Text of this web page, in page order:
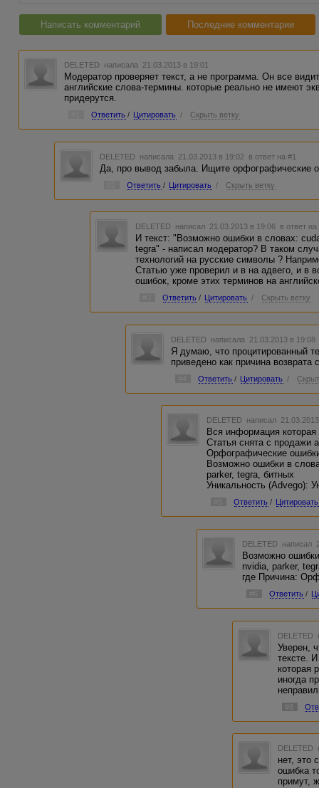
Написать комментарий Последние комментарии
DELETED написала 21.03.2013 в 19:01
Модератор проверяет текст, а не программа. Он все
английские слова-термины. которые реально не имеют
придерутся.
Ответить / Цитировать / Скрыть ветку
DELETED написала 21.03.2013 в 19:02 в ответ на #1
Да, про вывод забыла. Ищите орфографические
Ответить / Цитировать / Скрыть ветку
DELETED написал 21.03.2013 в 19:06 в ответ на
И текст: "Возможно ошибки в словах:
tegra" - написал модератор? В таком
технологий на русские символы ?
Статью уже проверил и в на адвего, и в
ошибок, кроме этих терминов на
Ответить / Цитировать / Скрыть ветку
DELETED написала 21.03.2013 в
Я думаю, что процитированный
приведено как причина возврата
Ответить / Цитировать /
DELETED написал
Вся информация которая
Статья снята с продажи
Орфографические
Возможно ошибки в
parker, tegra, битных
Уникальность (Advego):
Ответить / Цитировать
DELETED написал
Возможно
nvidia, parker,
где Причина:
Ответить /
DELETED
Уверен,
тексте.
которая
иногда
#8
DELETED
нет, это
ошибка
примут,